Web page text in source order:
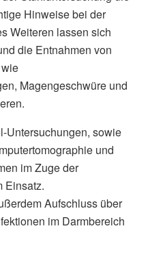
Hinweise bei der
Weiteren lassen sich
die Entnahmen von
Magengeschwüre und
Untersuchungen, sowie
und
im Zuge der
Einsatz.
Aufschluss über
im Darmbereich